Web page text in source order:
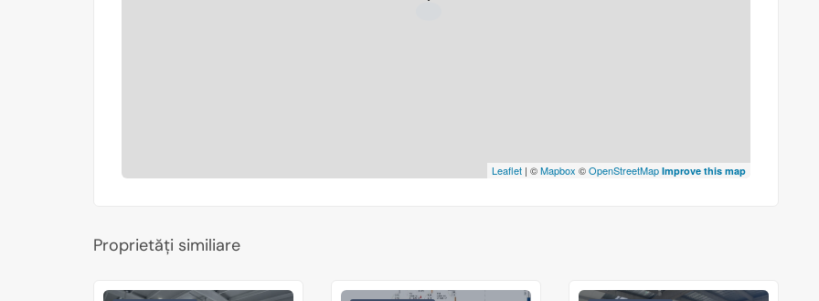
Leaflet | ©Mapbox ©OpenStreetMap Improve this map
Proprietăți similiare